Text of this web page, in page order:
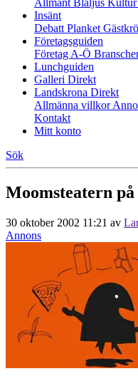
Allmänt Blåljus Kultur
Insänt
Debatt Planket
Företagsguiden
Företag A-Ö
Lunchguiden
Galleri Direkt
Landskrona Direkt
Allmänna villkor
Kontakt
Mitt konto
Sök
Moomsteatern
30 oktober 2002 11:21 av
Annons